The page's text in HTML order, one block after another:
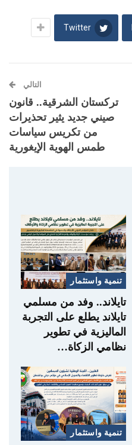
Twitter
التالي
تركستان الشرقية.. قانون
صيني جديد يثير تحذيرات
من تكريس سياسات
طمس الهوية الإيغورية
تنمية واستثمار
تايلاند.. وفد من مسلمي
تايلاند يطلع على التجربة
الماليزية في تطوير
نظامي الزكاة…
تنمية واستثمار